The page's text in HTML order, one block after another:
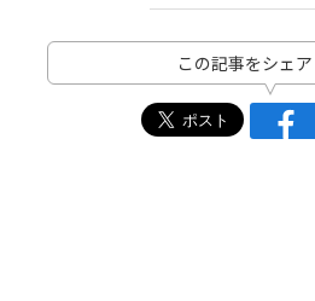
この記事をシェ